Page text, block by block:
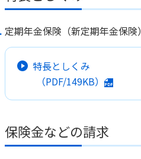
定期年金保険（新定期年金保険）
特長としくみ
（PDF/149KB）
保険金などの請求